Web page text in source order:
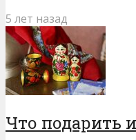
5 лет назад
Что подарить